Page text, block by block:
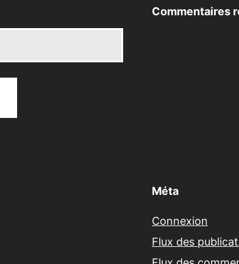
Commentaires
Méta
Connexion
Flux des